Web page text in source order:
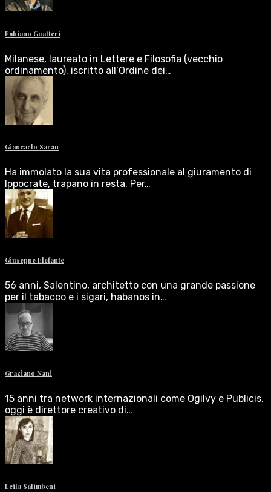
Fabiano Guatteri
Milanese, laureato in Lettere e Filosofia (vecchio
ordinamento), iscritto all’Ordine dei…
Giancarlo Saran
Ha immolato la sua vita professionale al giuramento di
Ippocrate, trapano in resta. Per…
Giuseppe Elefante
56 anni, Salentino, architetto con una grande passione
per il tabacco e i sigari, habanos in…
Graziano Nani
15 anni tra network internazionali come Ogilvy e Publicis,
oggi è direttore creativo di…
Leila Salimbeni